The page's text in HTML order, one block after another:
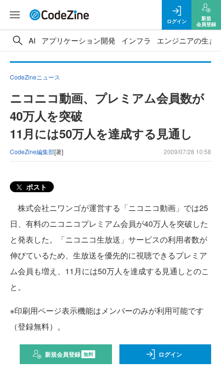
ログイン
新規
会員登録
AI アプリケーション開発 インフラ エンジニアの生き
CodeZineニュース
ニコニコ動画、プレミアム会員数が
40万人を突破
11月には50万人を達成する見通し
CodeZine編集部[著] 2009/07/28 10:58
ポスト
株式会社ニワンゴが運営する「ニコニコ動画」では25
日、有料のニコニコプレミアム会員が40万人を突破した
と発表した。「ニコニコ生放送」サービスの利用者数が
伸びているため、生放送を優先的に視聴できるプレミア
ム会員も増え、11月には50万人を達成する見通しとのこ
と。
※印刷用ページ表示機能はメンバーのみが利用可能です
（登録無料）。
新規会員登録 無料 ログイン